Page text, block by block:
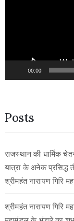
00:00
Posts
राजस्थान की धार्मिक
यात्रा के अनेक प्रसिद्ध
श्रीमहंत नारायण गिरि
श्रीमहंत नारायण गिरि